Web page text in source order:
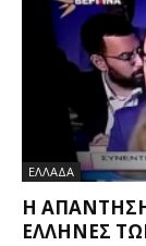
ΕΛΛΑΔΑ
Η
ΈΛΛΗΝΕΣ